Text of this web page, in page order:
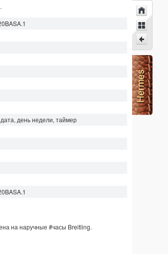
день недели, таймер
на наручные #часы Breitling.